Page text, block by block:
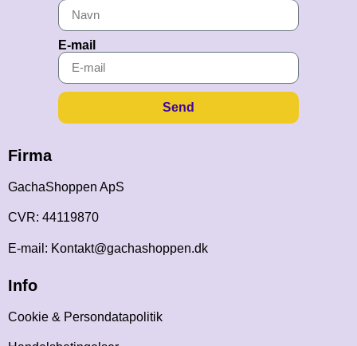
E-mail
Send
Firma
GachaShoppen ApS
CVR: 44119870
E-mail: Kontakt@gachashoppen.dk
Info
Cookie & Persondatapolitik